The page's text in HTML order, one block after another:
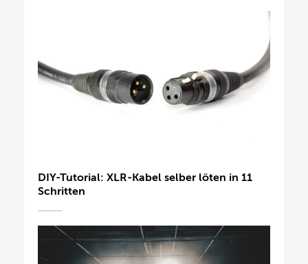
DIY-Tutorial: XLR-Kabel selber löten in 11
Schritten